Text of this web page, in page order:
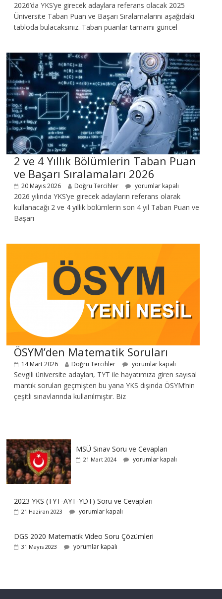
2026’da YKS’ye girecek adaylara referans olacak 2025
Üniversite Taban Puan ve Başarı Sıralamalarını aşağıdaki
tabloda bulacaksınız. Taban puanlar tamamı güncel
2 ve 4 Yıllık Bölümlerin Taban Puan
ve Başarı Sıralamaları 2026
20 Mayıs 2026 Doğru Tercihler yorumlar kapalı
2026 yılında YKS’ye girecek adayların referans olarak
kullanacağı 2 ve 4 yıllık bölümlerin son 4 yıl Taban Puan ve
Başarı
ÖSYM’den Matematik Soruları
14 Mart 2026 Doğru Tercihler yorumlar kapalı
Sevgili üniversite adayları, TYT ile hayatımıza giren sayısal
mantık soruları geçmişten bu yana YKS dışında ÖSYM’nin
çeşitli sınavlarında kullanılmıştır. Biz
MSÜ Sınav Soru ve Cevapları
21 Mart 2024 yorumlar kapalı
2023 YKS (TYT-AYT-YDT) Soru ve Cevapları
21 Haziran 2023 yorumlar kapalı
DGS 2020 Matematik Video Soru Çözümleri
31 Mayıs 2023 yorumlar kapalı